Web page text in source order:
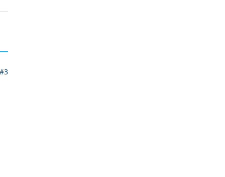
#3